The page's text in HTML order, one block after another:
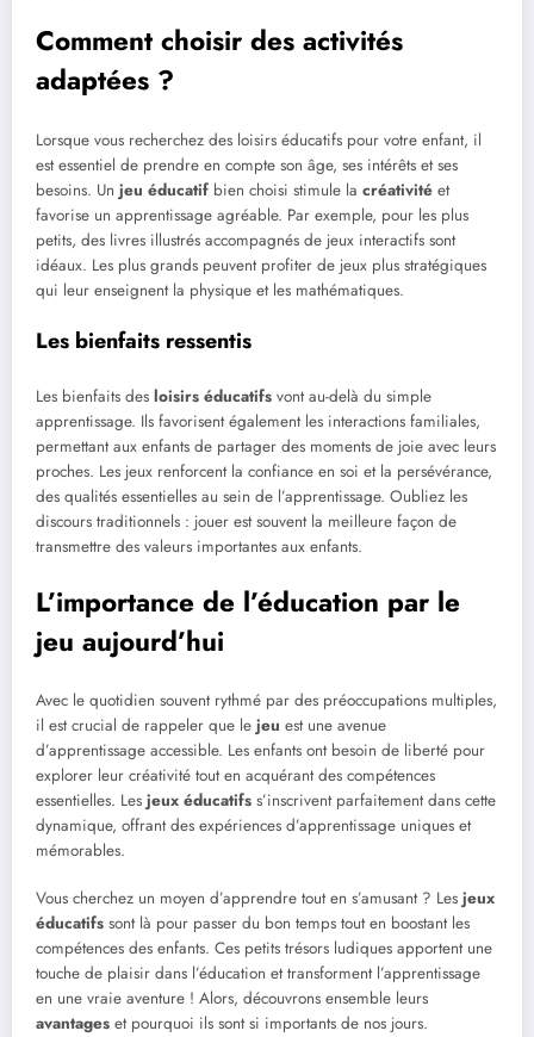
Comment choisir des activités
adaptées ?
Lorsque vous recherchez des loisirs éducatifs pour votre enfant, il
est essentiel de prendre en compte son âge, ses intérêts et ses
besoins. Un jeu éducatif bien choisi stimule la créativité et
favorise un apprentissage agréable. Par exemple, pour les plus
petits, des livres illustrés accompagnés de jeux interactifs sont
idéaux. Les plus grands peuvent profiter de jeux plus stratégiques
qui leur enseignent la physique et les mathématiques.
Les bienfaits ressentis
Les bienfaits des loisirs éducatifs vont au-delà du simple
apprentissage. Ils favorisent également les interactions familiales,
permettant aux enfants de partager des moments de joie avec leurs
proches. Les jeux renforcent la confiance en soi et la persévérance,
des qualités essentielles au sein de l’apprentissage. Oubliez les
discours traditionnels : jouer est souvent la meilleure façon de
transmettre des valeurs importantes aux enfants.
L’importance de l’éducation par le
jeu aujourd’hui
Avec le quotidien souvent rythmé par des préoccupations multiples,
il est crucial de rappeler que le jeu est une avenue
d’apprentissage accessible. Les enfants ont besoin de liberté pour
explorer leur créativité tout en acquérant des compétences
essentielles. Les jeux éducatifs s’inscrivent parfaitement dans cette
dynamique, offrant des expériences d’apprentissage uniques et
mémorables.
Vous cherchez un moyen d’apprendre tout en s’amusant ? Les jeux
éducatifs sont là pour passer du bon temps tout en boostant les
compétences des enfants. Ces petits trésors ludiques apportent une
touche de plaisir dans l’éducation et transforment l’apprentissage
en une vraie aventure ! Alors, découvrons ensemble leurs
avantages et pourquoi ils sont si importants de nos jours.